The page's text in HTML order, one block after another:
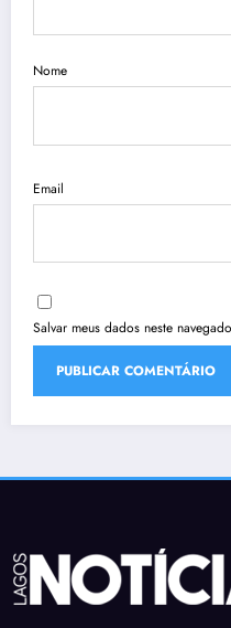
Nome
Email
Salvar meus dados neste